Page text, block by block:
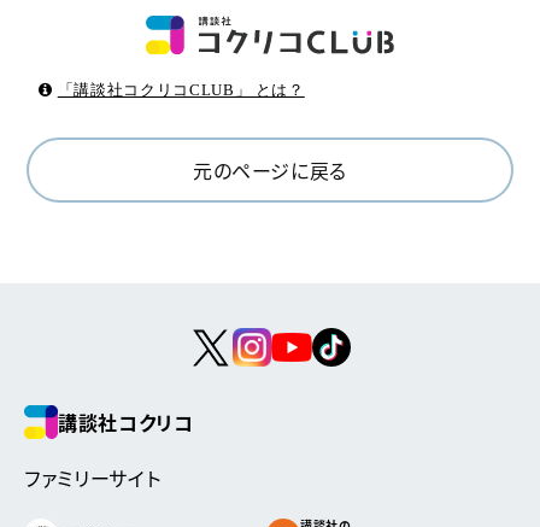
「講談社コクリコCLUB」 とは？
元のページに戻る
講談社コクリコ
ファミリーサイト